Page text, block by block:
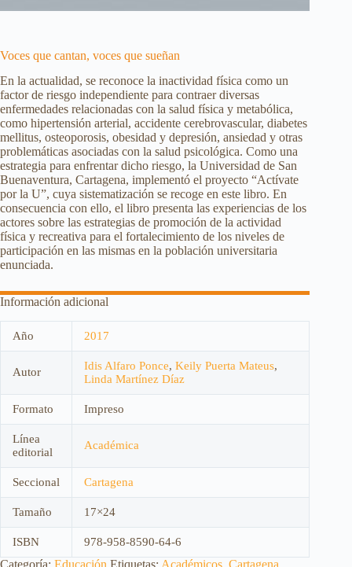
Voces que cantan, voces que sueñan
En la actualidad, se reconoce la inactividad física como un
factor de riesgo independiente para contraer diversas
enfermedades relacionadas con la salud física y metabólica,
como hipertensión arterial, accidente cerebrovascular, diabetes
mellitus, osteoporosis, obesidad y depresión, ansiedad y otras
problemáticas asociadas con la salud psicológica. Como una
estrategia para enfrentar dicho riesgo, la Universidad de San
Buenaventura, Cartagena, implementó el proyecto “Actívate
por la U”, cuya sistematización se recoge en este libro. En
consecuencia con ello, el libro presenta las experiencias de los
actores sobre las estrategias de promoción de la actividad
física y recreativa para el fortalecimiento de los niveles de
participación en las mismas en la población universitaria
enunciada.
Información adicional
Año 2017
Autor Idis Alfaro Ponce, Keily Puerta Mateus,
Linda Martínez Díaz
Formato Impreso
Línea
editorial
Académica
Seccional Cartagena
Tamaño 17×24
ISBN 978-958-8590-64-6